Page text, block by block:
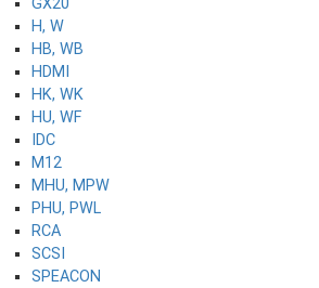
GX20
H, W
HB, WB
HDMI
HK, WK
HU, WF
IDC
M12
MHU, MPW
PHU, PWL
RCA
SCSI
SPEACON